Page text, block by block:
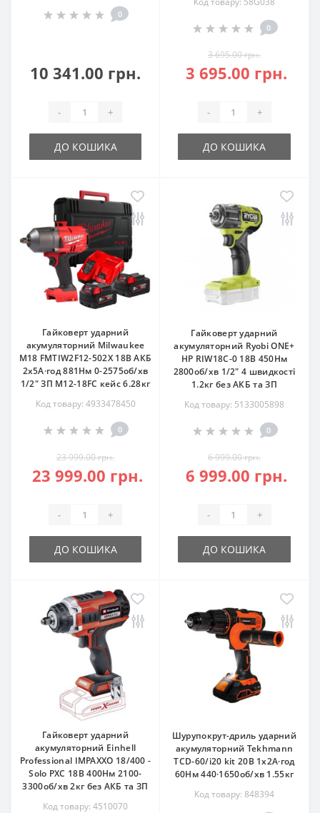
0
10 341.00 грн.
- +
ДО КОШИКА
0
3 695.00 грн.
3 695.00 грн.
- +
ДО КОШИКА
Гайковерт ударний
акумуляторний Milwaukee
M18 FMTIW2F12-502X 18В АКБ
2х5А·год 881Нм 0-2575об/хв
1/2" ЗП M12-18FC кейс 6.28кг
Код товару: 4933478450
0
23 999.00 грн.
23 999.00 грн.
- +
ДО КОШИКА
Гайковерт ударний
акумуляторний Ryobi ONE+
HP RIW18C-0 18В 450Нм
2800об/хв 1/2" 4 швидкості
1.2кг без АКБ та ЗП
Код товару: 5133005898
0
6 999.00 грн.
6 999.00 грн.
- +
ДО КОШИКА
Гайковерт ударний
акумуляторний Einhell
Professional IMPAXXO 18/400 -
Solo PXC 18В 400Нм 2100-
3300об/хв 2кг без АКБ та ЗП
Код товару: 4510070
Шурупокрут-дриль ударний
акумуляторний Tekhmann
TCD-60/i20 kit 20В 1x2А·год
60Нм 440·1650об/хв 1.55кг
Код товару: 848394